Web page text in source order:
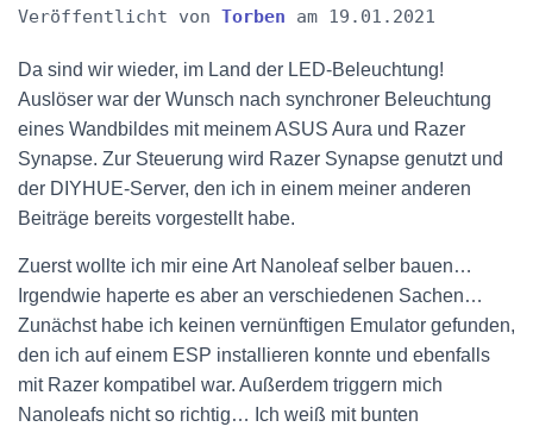
Veröffentlicht von Torben am 19.01.2021
Da sind wir wieder, im Land der LED-Beleuchtung!
Auslöser war der Wunsch nach synchroner Beleuchtung
eines Wandbildes mit meinem ASUS Aura und Razer
Synapse. Zur Steuerung wird Razer Synapse genutzt und
der DIYHUE-Server, den ich in einem meiner anderen
Beiträge bereits vorgestellt habe.
Zuerst wollte ich mir eine Art Nanoleaf selber bauen…
Irgendwie haperte es aber an verschiedenen Sachen…
Zunächst habe ich keinen vernünftigen Emulator gefunden,
den ich auf einem ESP installieren konnte und ebenfalls
mit Razer kompatibel war. Außerdem triggern mich
Nanoleafs nicht so richtig… Ich weiß mit bunten